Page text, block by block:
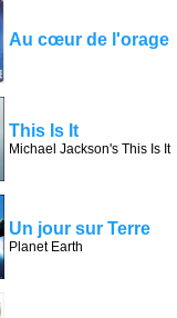
Au cœur de l'orage
This Is It
Michael Jackson's This Is It
Un jour sur Terre
Planet Earth